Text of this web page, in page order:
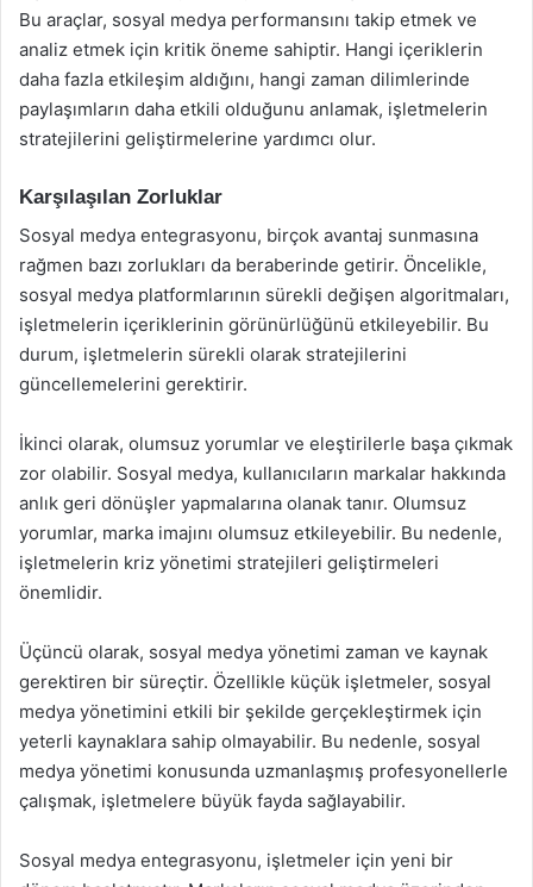
Bu araçlar, sosyal medya performansını takip etmek ve
analiz etmek için kritik öneme sahiptir. Hangi içeriklerin
daha fazla etkileşim aldığını, hangi zaman dilimlerinde
paylaşımların daha etkili olduğunu anlamak, işletmelerin
stratejilerini geliştirmelerine yardımcı olur.
Karşılaşılan Zorluklar
Sosyal medya entegrasyonu, birçok avantaj sunmasına
rağmen bazı zorlukları da beraberinde getirir. Öncelikle,
sosyal medya platformlarının sürekli değişen algoritmaları,
işletmelerin içeriklerinin görünürlüğünü etkileyebilir. Bu
durum, işletmelerin sürekli olarak stratejilerini
güncellemelerini gerektirir.
İkinci olarak, olumsuz yorumlar ve eleştirilerle başa çıkmak
zor olabilir. Sosyal medya, kullanıcıların markalar hakkında
anlık geri dönüşler yapmalarına olanak tanır. Olumsuz
yorumlar, marka imajını olumsuz etkileyebilir. Bu nedenle,
işletmelerin kriz yönetimi stratejileri geliştirmeleri
önemlidir.
Üçüncü olarak, sosyal medya yönetimi zaman ve kaynak
gerektiren bir süreçtir. Özellikle küçük işletmeler, sosyal
medya yönetimini etkili bir şekilde gerçekleştirmek için
yeterli kaynaklara sahip olmayabilir. Bu nedenle, sosyal
medya yönetimi konusunda uzmanlaşmış profesyonellerle
çalışmak, işletmelere büyük fayda sağlayabilir.
Sosyal medya entegrasyonu, işletmeler için yeni bir